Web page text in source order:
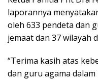
laporannya
oleh 633 pendeta dan
jemaat dan 37 wilayah
“Terima kasih atas
dan guru agama